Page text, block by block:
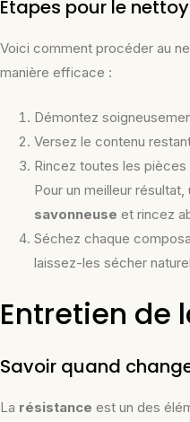
Étapes pour le
Voici comment procéder au
manière efficace :
Démontez
Versez le contenu
Rincez toutes les pièces
Pour un meilleur résultat,
savonneuse et rincez
Séchez chaque
laissez-les sécher
Entretien de
Savoir quand
La résistance est un des